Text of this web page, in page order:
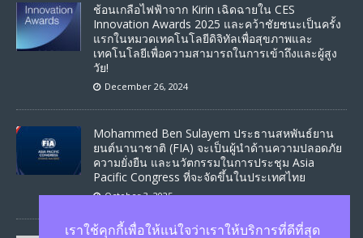
ช้อนเกลือไฟฟ้าจาก Kirin เฉิดฉายใน CES
Innovation Awards 2025 และคว้าชัยชนะเป็นครั้ง
แรกในหมวดเทคโนโลยีดิจิทัลเพื่อสุขภาพและ
เทคโนโลยีเพื่อความสามารถในการเข้าถึงและผู้สูง
วัย!
December 26, 2024
Mohammed Ben Sulayem ประธานสหพันธ์ยาน
ยนต์นานาชาติ (FIA) จะเป็นผู้นำด้านความปลอดภัย
ความยั่งยืน และนวัตกรรมในการประชุม Asia
Pacific Congress ที่จะจัดขึ้นในประเทศไทย
October 3, 2025
เราใช้คุกกี้เพื่อให้แน่ใจว่าเราให้บริการที่ดีที่สุด